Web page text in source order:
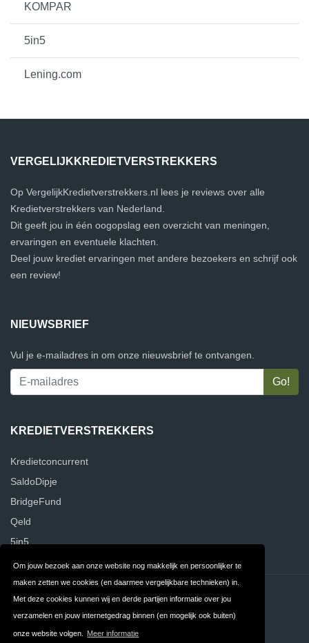
Om jouw bezoek aan onze website nog makkelijk en persoonlijker te
maken zetten we cookies (en daarmee vergelijkbare technieken) in.
Met deze cookies kunnen wij en derde partijen informatie over jou
verzamelen en jouw internetgedrag binnen (en mogelijk ook buiten)
onze website volgen. Meer informatie
KOMPAR
5in5
Lening.com
VERGELIJKKREDIETVERSTREKKERS
Op VergelijkKredietverstrekkers.nl lees je reviews over alle
Kredietverstrekkers van Nederland.
Dit geeft jou in één oogopslag een overzicht van meningen,
ervaringen en eventuele klachten.
Deel jouw krediet ervaringen met andere bezoekers en schrijf ook
een review!
NIEUWSBRIEF
Vul je e-mailadres in om onze nieuwsbrief te ontvangen.
KREDIETVERSTREKKERS
Kredietconcurrent
SaldoDipje
BridgeFund
Qeld
5in5
Contact Privacy
Algemene FAQ